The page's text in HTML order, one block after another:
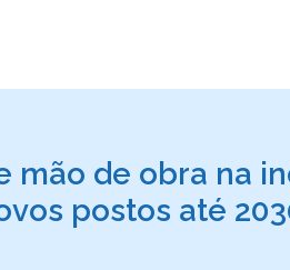
mão de obra na
postos até